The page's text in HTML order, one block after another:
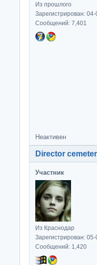
Из прошлого
Зарегистрирован:
Сообщений: 7,401
Неактивен
Director
Участник
Из Краснодар
Зарегистрирован:
Сообщений: 1,420